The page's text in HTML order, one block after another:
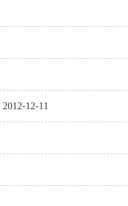
2012-12-11